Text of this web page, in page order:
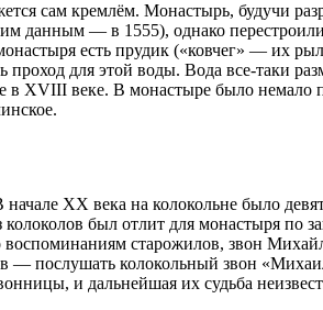
сам кремлём. Монастырь, будучи
данным — в 1555), однако
есть прудик («ковчег» — их
для этой воды. Вода все-таки
в XVIII веке. В монастыре было немало
ХХ века на колокольне было
был отлит для монастыря по
старожилов, звон
— послушать колокольный звон
и дальнейшая их судьба